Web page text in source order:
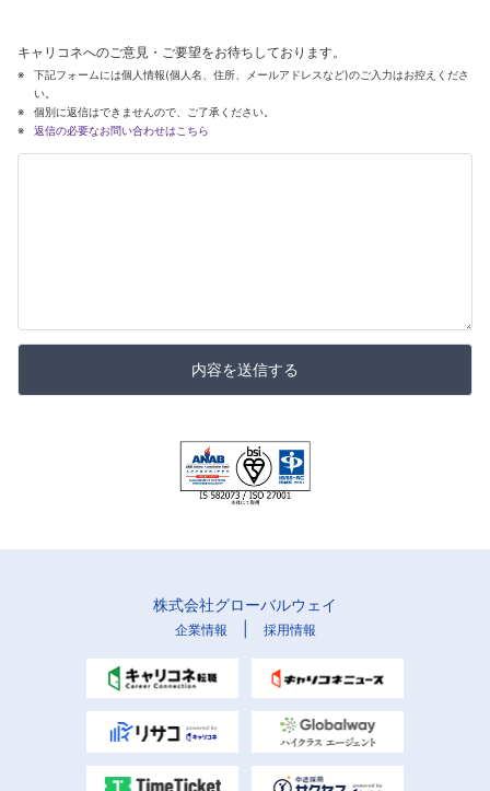
キャリコネへのご意見・ご要望をお待ちしております。
下記フォームには個人情報(個人名、住所、メールアドレスなど)のご入力はお控えくださ
い。
個別に返信はできませんので、ご了承ください。
返信の必要なお問い合わせはこちら
内容を送信する
株式会社グローバルウェイ
企業情報 採用情報